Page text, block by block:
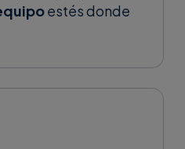
estés donde